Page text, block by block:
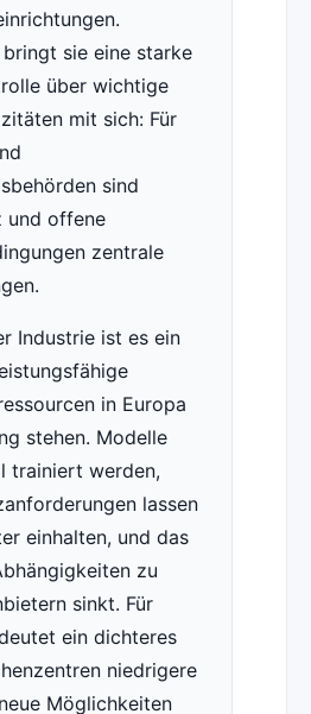
sie eine starke
über wichtige
mit sich: Für
sind
und offene
zentrale
Industrie ist es ein
in Europa
stehen. Modelle
trainiert werden,
lassen
einhalten, und das
zu
sinkt. Für
ein dichteres
niedrigere
Möglichkeiten